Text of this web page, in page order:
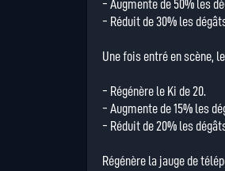
- Augmente de 50% les
- Réduit de 30% les
Une fois entré en scène,
- Régénère le Ki de 20.
- Augmente de 15% les
- Réduit de 20% les
Régénère la jauge de